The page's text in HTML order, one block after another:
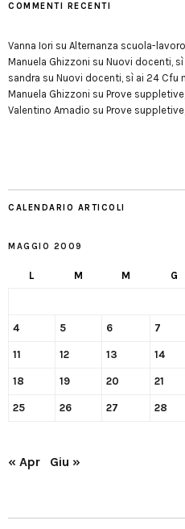
COMMENTI RECENTI
Vanna Iori su Alternanza scuola-
Manuela Ghizzoni su Nuovi docenti,
sandra su Nuovi docenti, sì ai 24 Cfu
Manuela Ghizzoni su Prove
Valentino Amadio su Prove
CALENDARIO ARTICOLI
MAGGIO 2009
L M M G
4 5 6 7
11 12 13 14
18 19 20 21
25 26 27 28
« Apr Giu »